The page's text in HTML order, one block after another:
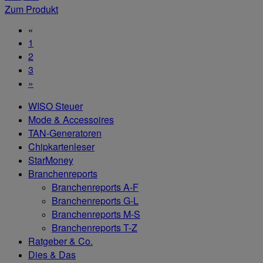
Zum Produkt
«
1
2
3
»
WISO Steuer
Mode & Accessoires
TAN-Generatoren
Chipkartenleser
StarMoney
Branchenreports
Branchenreports A-F
Branchenreports G-L
Branchenreports M-S
Branchenreports T-Z
Ratgeber & Co.
Dies & Das